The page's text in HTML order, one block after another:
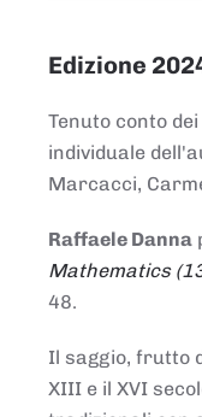
Edizione
Tenuto conto
individuale
Marcacci,
Raffaele Danna
Mathematics
48.
Il saggio, frutto
XIII e il XVI